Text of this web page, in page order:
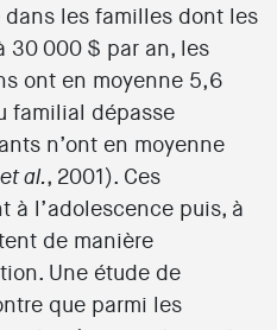
les familles dont les
30 000 $ par an, les
ont en moyenne 5,6
familial dépasse
n’ont en moyenne
et al., 2001). Ces
à l’adolescence puis, à
de manière
Une étude de
que parmi les